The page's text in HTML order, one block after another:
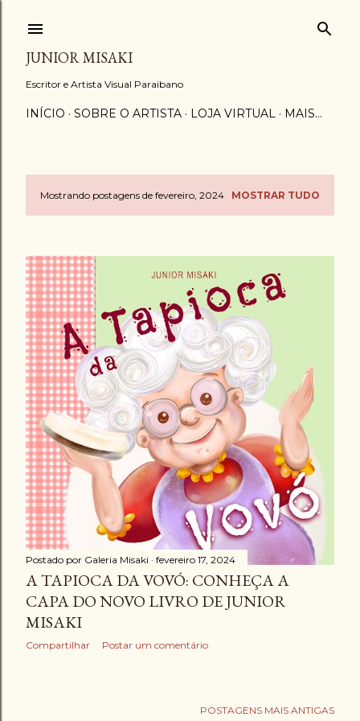
JUNIOR MISAKI
Escritor e Artista Visual Paraibano
INÍCIO SOBRE O ARTISTA LOJA VIRTUAL MAIS…
P
s
t
a
g
e
n
s
Mostrando postagens de fevereiro, 2024 MOSTRAR TUDO
Postado por Galeria Misaki fevereiro 17, 2024
A TAPIOCA DA VOVÓ: CONHEÇA A
CAPA DO NOVO LIVRO DE JUNIOR
MISAKI
Compartilhar Postar um comentário
POSTAGENS MAIS ANTIGAS